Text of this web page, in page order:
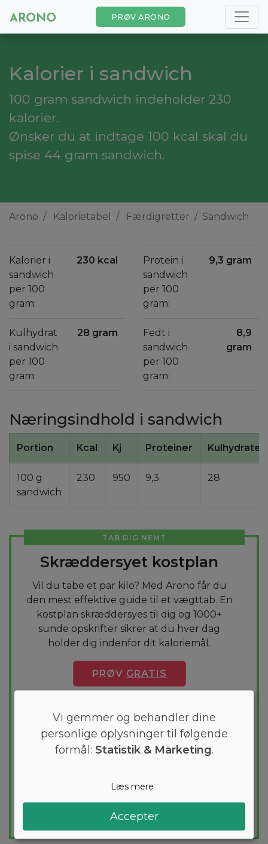
PRØV ARONO
Kalorier i sandwich
100 gram sandwich indeholder 230
kalorier.
Ønsker du at indtage 100 kcal skal du
spise 44 gram sandwich.
Arono Kalorietabel Færdigretter Sandwich
Kalorier i
sandwich
per 100
gram:
230 kcal
Kulhydrat
i sandwich
per 100
gram:
28 gram
Protein i
sandwich
per 100
gram:
9,3 gram
Fedt i
sandwich
per 100
gram:
8,9
gram
Næringsindhold i sandwich
Portion Kcal Kj Proteiner Kulhydrater
100 g
sandwich
230 950 9,3 28
TAB DIG NEMT
Skræddersyet kostplan
Vil du tabe et par kilo? Med Arono får du
den mest effektive guide til et vægttab. En
kostplan skræddersyes til dig og 1000+
sunde opskrifter sikrer at du hver dag
holder dig indenfor dit kaloriemål.
PRØV GRATIS
Vi gemmer og behandler dine
personlige oplysninger til følgende
formål: Statistik & Marketing.
Læs mere
Accepter